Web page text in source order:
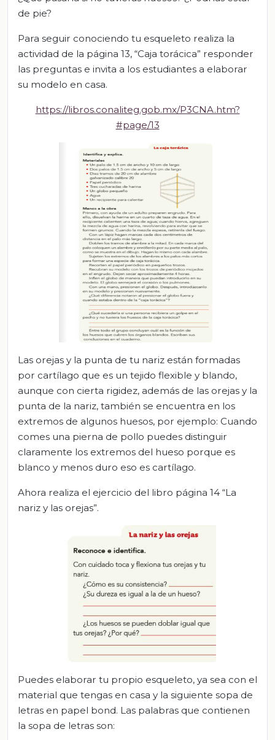
de pie?
Para seguir conociendo tu esqueleto realiza la
actividad de la página 13, “Caja torácica” responder
las preguntas e invita a los estudiantes a elaborar
su modelo en casa.
https://libros.conaliteg.gob.mx/P3CNA.htm?
#page/13
Las orejas y la punta de tu nariz están formadas
por cartílago que es un tejido flexible y blando,
aunque con cierta rigidez, además de las orejas y la
punta de la nariz, también se encuentra en los
extremos de algunos huesos, por ejemplo: Cuando
comes una pierna de pollo puedes distinguir
claramente los extremos del hueso porque es
blanco y menos duro eso es cartílago.
Ahora realiza el ejercicio del libro página 14 “La
nariz y las orejas”.
Puedes elaborar tu propio esqueleto, ya sea con el
material que tengas en casa y la siguiente sopa de
letras en papel bond. Las palabras que contienen
la sopa de letras son: